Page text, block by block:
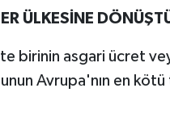
ÜLKESİNE
birinin asgari ücret
Avrupa'nın en